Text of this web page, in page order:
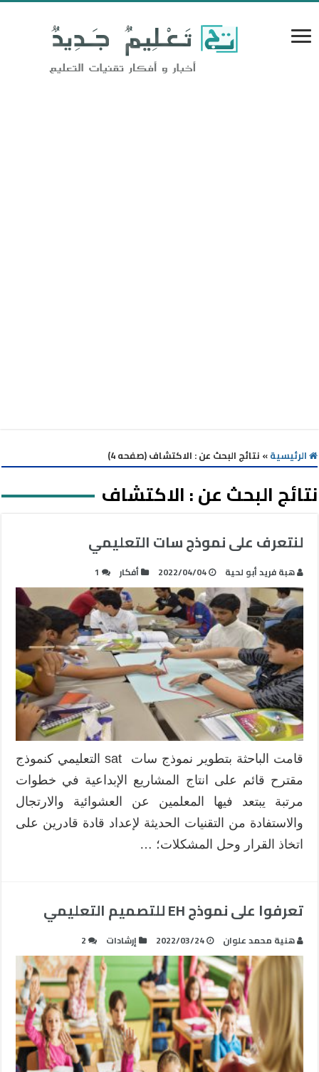
الرئيسية» نتائج البحث عن : الاكتشاف (صفحه 4)
نتائج البحث عن :الاكتشاف
لنتعرف على نموذج سات التعليمي
هبة فريد أبو لحية 2022/04/04 أفكار 1
قامت الباحثة بتطوير نموذج سات sat التعليمي كنموذج
مقترح قائم على انتاج المشاريع الإبداعية في خطوات
مرتبة يبتعد فيها المعلمين عن العشوائية والارتجال
والاستفادة من التقنيات الحديثة لإعداد قادة قادرين على
اتخاذ القرار وحل المشكلات؛ …
تعرفوا على نموذج EH للتصميم التعليمي
هنية محمد علوان 2022/03/24 إرشادات 2